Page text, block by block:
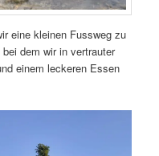
eine kleinen Fussweg zu
dem wir in vertrauter
einem leckeren Essen